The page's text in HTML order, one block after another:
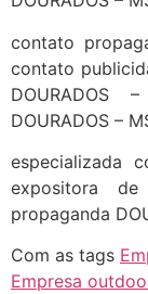
contato
contato
DOURADOS
DOURADOS –
especializada
expositora
propaganda
Com as tags
Empresa